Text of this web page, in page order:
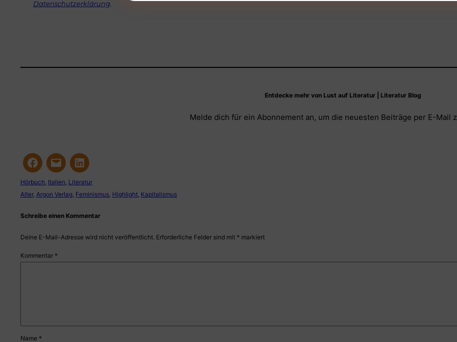
Datenschutzerklärung
Entdecke mehr von Lust auf Literatur | Literatur Blog
Melde dich für ein Abonnement an, um die neuesten Beiträge per E-Mail
Hörbuch Italien Literatur
Alter, Argon Verlag Feminismus Highlight Kapitalismus
Schreibe einen Kommentar
Deine E-Mail-Adresse wird nicht veröffentlicht. Erforderliche Felder sind mit * markiert
Kommentar *
Name *